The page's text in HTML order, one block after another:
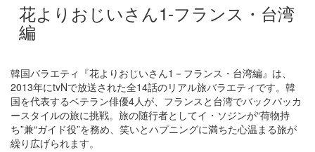
花よりおじいさん1-フランス・台湾
編
韓国バラエティ『花よりおじいさん1－フランス・台湾編』は、
2013年にtvNで放送された全14話のリアル旅バラエティです。韓
国を代表するベテラン俳優4人が、フランスと台湾でバックパッカ
ースタイルの旅に挑戦。旅の随行者としてイ・ソジンが“荷物持
ち”兼“ガイド役”を務め、笑いとハプニングに満ちた心温まる旅が
繰り広げられます。